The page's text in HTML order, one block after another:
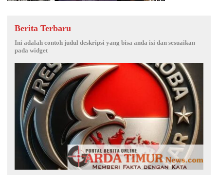
Berita Terbaru
Ini adalah contoh judul deskripsi yang bisa anda isi dan sesuaikan
pada widget